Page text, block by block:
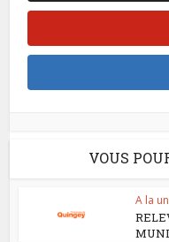
VOUS
A la